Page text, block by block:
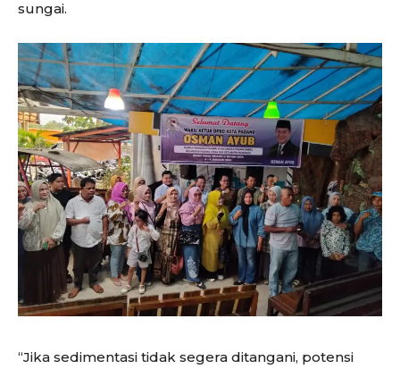
sungai.
“Jika sedimentasi tidak segera ditangani, potensi